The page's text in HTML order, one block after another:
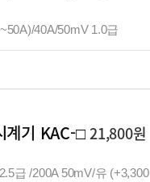
40A/50mV 1.0급
계기 KAC-□21,800원
급 /200A 50mV/유 (+3,300